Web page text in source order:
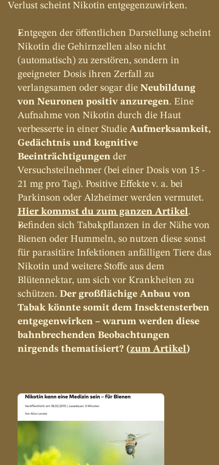
Verlust scheint Nikotin entgegenzuwirken.
Entgegen der öffentlichen Darstellung scheint
Nikotin die Gehirnzellen also nicht
(automatisch) zu zerstören, sondern in
geeigneter Dosis ihren Zerfall zu
verlangsamen oder sogar die Neubildung
von Neuronen positiv anzuregen. Eine
Aufnahme von Nikotin durch die Haut
verbesserte in einer Studie Aufmerksamkeit,
Gedächtnis und kognitive
Beeinträchtigungen der
Versuchsteilnehmer (bei einer Dosis von 15 -
21 mg pro Tag). Positive Effekte v. a. bei
Hier kommst du zum ganzen Artikel.
Befinden sich Tabakpflanzen in der Nähe von
Bienen oder Hummeln, so nutzen diese sonst
für parasitäre Infektionen anfälligen Tiere das
Nikotin und weitere Stoffe aus dem
Blütennektar, um sich vor Krankheiten zu
schützen. Der großflächige Anbau von
Tabak könnte somit dem Insektensterben
entgegenwirken – warum werden diese
bahnbrechenden Beobachtungen
nirgends thematisiert? (zum Artikel)